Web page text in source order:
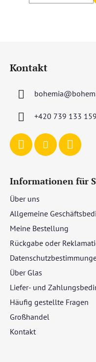
Kontakt
bohemia@
+420 739 133 159
Informationen für
Über uns
Allgemeine
Meine Bestellung
Rückgabe oder
Über Glas
Liefer- und
Häufig gestellte Fragen
Großhandel
Kontakt